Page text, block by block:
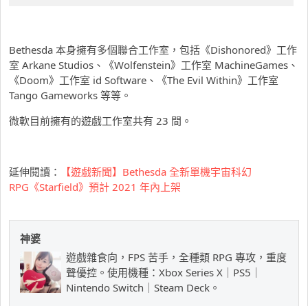
Bethesda 本身擁有多個聯合工作室，包括《Dishonored》工作
室 Arkane Studios、《Wolfenstein》工作室 MachineGames、
《Doom》工作室 id Software、《The Evil Within》工作室
Tango Gameworks 等等。
微軟目前擁有的遊戲工作室共有 23 間。
延伸閱讀：
【遊戲新聞】Bethesda 全新單機宇宙科幻
RPG《Starfield》預計 2021 年內上架
神婆
遊戲雜食向，FPS 苦手，全種類 RPG 專攻，重度
聲優控。使用機種：Xbox Series X｜PS5｜
Nintendo Switch｜Steam Deck。